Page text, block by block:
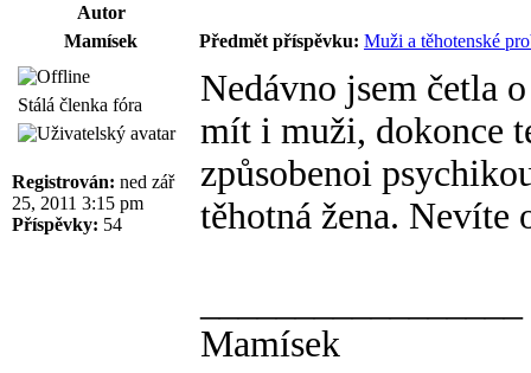
Autor
Mamísek
Předmět příspěvku: Muži a těhotenské
Stálá členka fóra
Registrován: ned zář
25, 2011 3:15 pm
Příspěvky: 54
Nedávno jsem četla
mít i muži, dokonce
způsobenoi
těhotná žena. Nevíte
Mamísek